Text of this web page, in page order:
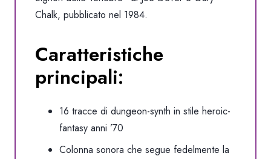
Chalk, pubblicato nel 1984.
Caratteristiche
principali:
16 tracce di dungeon-synth in stile heroic-
fantasy anni ’70
Colonna sonora che segue fedelmente la